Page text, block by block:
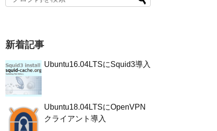
新着記事
Ubuntu16.04LTSにSquid3導入
Ubuntu18.04LTSにOpenVPN
クライアント導入